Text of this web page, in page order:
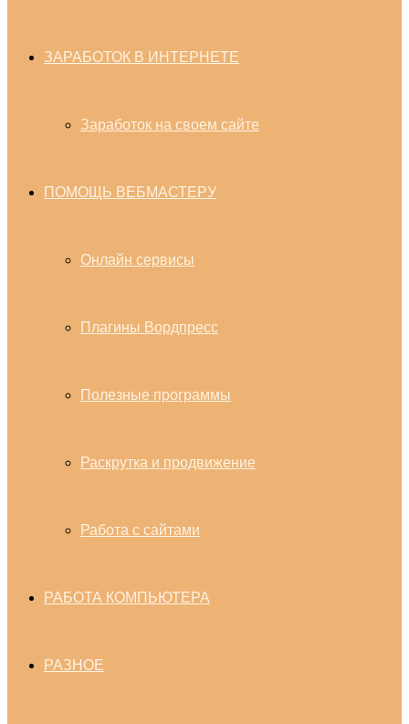
ЗАРАБОТОК В ИНТЕРНЕТЕ
Заработок на своем сайте
ПОМОЩЬ ВЕБМАСТЕРУ
Онлайн сервисы
Плагины Вордпресс
Полезные программы
Раскрутка и продвижение
Работа с сайтами
РАБОТА КОМПЬЮТЕРА
РАЗНОЕ